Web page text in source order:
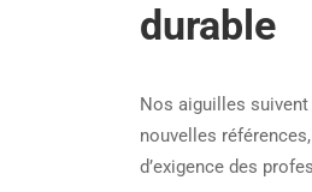
durable
Nos aiguilles
nouvelles
d’exigence des